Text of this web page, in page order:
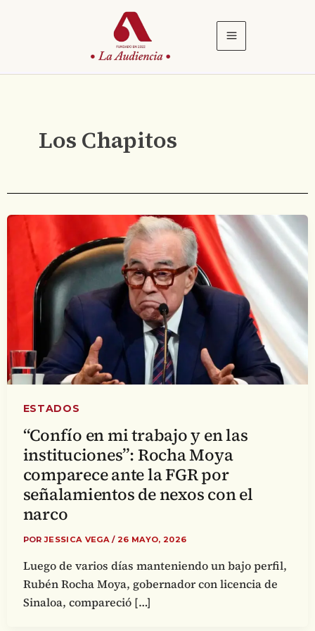
Los Chapitos
ESTADOS
“Confío en mi trabajo y en las
instituciones”: Rocha Moya
comparece ante la FGR por
señalamientos de nexos con el
narco
PORJESSICA VEGA/ 26 MAYO, 2026
Luego de varios días manteniendo un bajo perfil,
Rubén Rocha Moya, gobernador con licencia de
Sinaloa, compareció […]